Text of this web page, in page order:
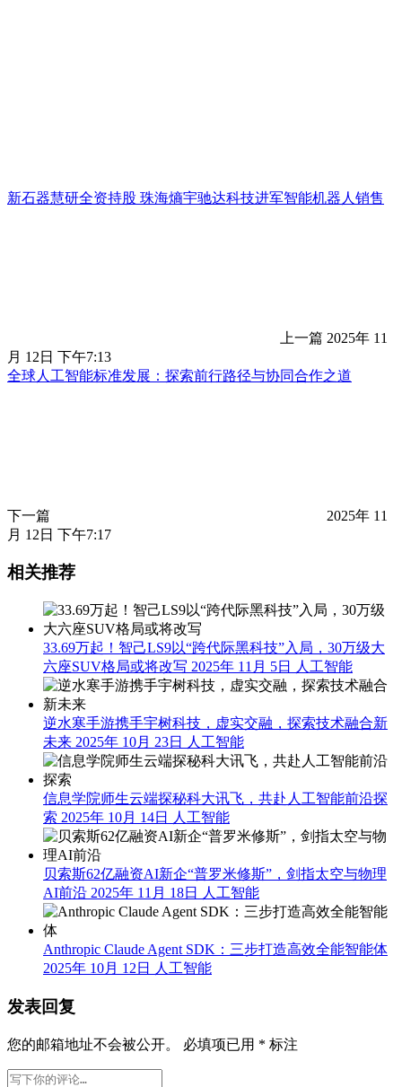
新石器慧研全资持股 珠海熵宇驰达科技进军智能机器人销售
上一篇 2025年 11
月 12日 下午7:13
全球人工智能标准发展：探索前行路径与协同合作之道
下一篇
2025年 11
月 12日 下午7:17
相关推荐
33.69万起！智己LS9以“跨代际黑科技”入局，30万级大
六座SUV格局或将改写 2025年 11月 5日 人工智能
逆水寒手游携手宇树科技，虚实交融，探索技术融合新
未来 2025年 10月 23日 人工智能
信息学院师生云端探秘科大讯飞，共赴人工智能前沿探
索 2025年 10月 14日 人工智能
贝索斯62亿融资AI新企“普罗米修斯”，剑指太空与物理
AI前沿 2025年 11月 18日 人工智能
Anthropic Claude Agent SDK：三步打造高效全能智能体
2025年 10月 12日
人工智能
发表回复
您的邮箱地址不会被公开。 必填项已用 * 标注